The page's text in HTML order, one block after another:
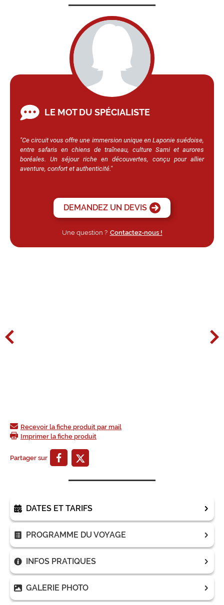
LE MOT DU SPÉCIALISTE
"Ce circuit vous offre une immersion unique en Laponie suédoise,
entre safaris en chiens de traîneau, culture Sami et aurores
boréales. Un séjour riche en découvertes, conçu pour allier
aventure, confort et authenticité."
DEMANDEZ UN DEVIS
Une question ? Contactez-nous !
Recevoir la fiche produit par mail
Imprimer la fiche produit
Partager sur
DATES ET TARIFS
PROGRAMME DU VOYAGE
INFOS PRATIQUES
GALERIE PHOTO